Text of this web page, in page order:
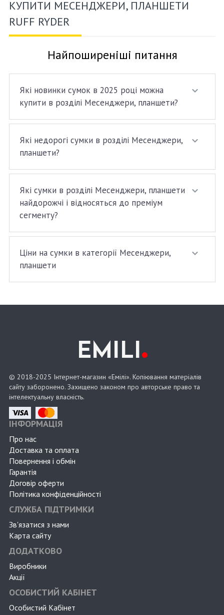
КУПИТИ МЕСЕНДЖЕРИ, ПЛАНШЕТИ
RUFF RYDER
Найпоширеніші питання
Які новинки сумок в 2025 році можна
купити в розділі Месенджери, планшети?
Які недорогі сумки в розділі Месенджери,
планшети?
Які сумки в розділі Месенджери, планшети
найдорожчі і відносяться до преміум
сегменту?
Ціни на сумки в категорії Месенджери,
планшети
EMILI.
© 2018-2025 Інтернет-магазин «Емілі». Копіювання матеріалів
сайту заборонено. Захищено законом про авторське право та
інтелектуальну власність.
ІНФОРМАЦІЯ
Про нас
Доставка та оплата
Повернення і обмін
Гарантія
Договір оферти
Політика конфіденційності
СЛУЖБА ПІДТРИМКИ
Зв'язатися з нами
Карта сайту
ДОДАТКОВО
Виробники
Акції
ОСОБИСТИЙ КАБІНЕТ
Особистий Кабінет